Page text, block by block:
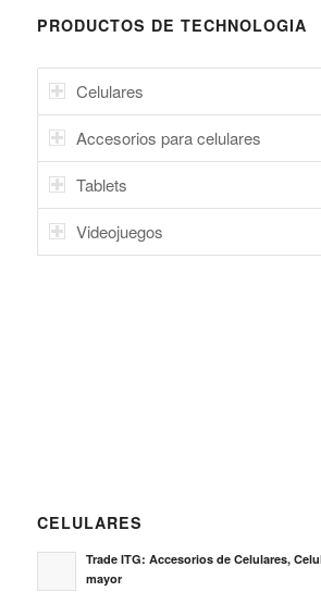
PRODUCTOS DE TECHNOLOGIA
Celulares
Accesorios para celulares
Tablets
Videojuegos
CELULARES
Trade ITG: Accesorios de Celulares,
mayor